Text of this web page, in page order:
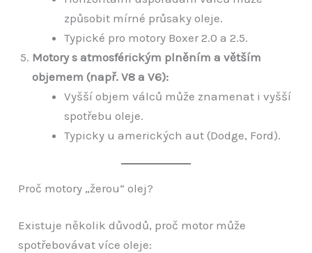
způsobit mírné průsaky oleje.
Typické pro motory Boxer 2.0 a 2.5.
Motory s atmosférickým plněním a větším
objemem (např. V8 a V6):
Vyšší objem válců může znamenat i vyšší
spotřebu oleje.
Typicky u amerických aut (Dodge, Ford).
Proč motory „žerou“ olej?
Existuje několik důvodů, proč motor může
spotřebovávat více oleje: